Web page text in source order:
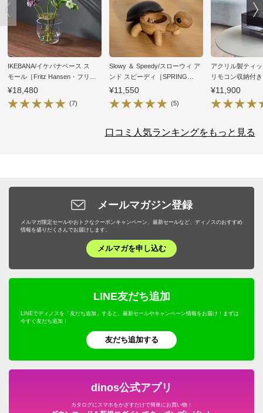
IKEBANA/イケバナベース ス
モール［Fritz Hansen・フリッ
ツ・ハンセン/デザイン：ハイ
メ・アジョン］
¥18,480
(7)
Slowy ＆ Speedy/スローウィ ア
ンド スピーディ［SPRING
COPENHAGEN/スプリングコペ
ンハーゲン］
¥11,550
(5)
アクリル製ティ
リモコン収納付き
¥11,900
口コミ人気ランキングをもっと見る
メールマガジン登録
メルマガ限定セールやおトクなクーポンキャンペーン、最新セールなど、ディノスのおすすめ
情報を盛りだくさんでお届けします。
メルマガを申し込む
LINE友だち追加
LINEでディノスを「友だち追加」すると、最新セールやキャンペーン情報をお届け！まずは
今すぐ友だち追加！
友だち追加する
dinos公式アプリ
カタログにスマホをかざすだけで簡単にお買い物！